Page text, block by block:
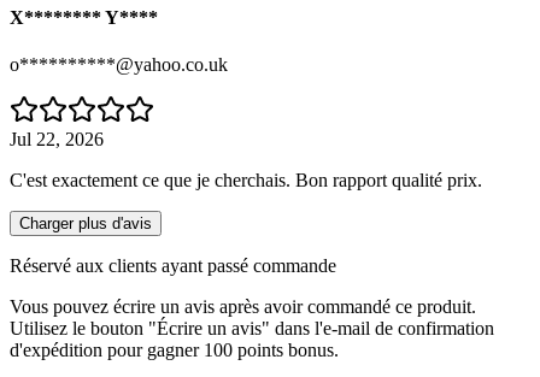
X******** Y****
o**********@yahoo.co.uk
Jul 22, 2026
C'est exactement ce que je cherchais. Bon rapport qualité prix.
Charger plus d'avis
Réservé aux clients ayant passé commande
Vous pouvez écrire un avis après avoir commandé ce produit.
Utilisez le bouton "Écrire un avis" dans l'e-mail de confirmation
d'expédition pour gagner 100 points bonus.